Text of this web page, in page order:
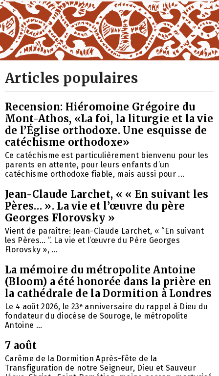
Articles populaires
Recension: Hiéromoine Grégoire du
Mont-Athos, «La foi, la liturgie et la vie
de l’Église orthodoxe. Une esquisse de
catéchisme orthodoxe»
Ce catéchisme est particulièrement bienvenu pour les
parents en attente, pour leurs enfants d’un
catéchisme orthodoxe fiable, mais aussi pour ...
Jean-Claude Larchet, « « En suivant les
Pères… ». La vie et l’œuvre du père
Georges Florovsky »
Vient de paraître: Jean-Claude Larchet, « “En suivant
les Pères… ”. La vie et l’œuvre du Père Georges
Florovsky », ...
La mémoire du métropolite Antoine
(Bloom) a été honorée dans la prière en
la cathédrale de la Dormition à Londres
Le 4 août 2026, le 23ᵉ anniversaire du rappel à Dieu du
fondateur du diocèse de Souroge, le métropolite
Antoine ...
7 août
Carême de la Dormition Après-fête de la
Transfiguration de notre Seigneur, Dieu et Sauveur